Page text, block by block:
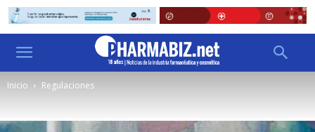
Inicio Regulaciones